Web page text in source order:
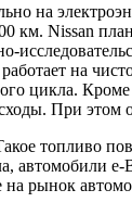
на
км. Nissan
на
цикла.
При
автомобили
рынок